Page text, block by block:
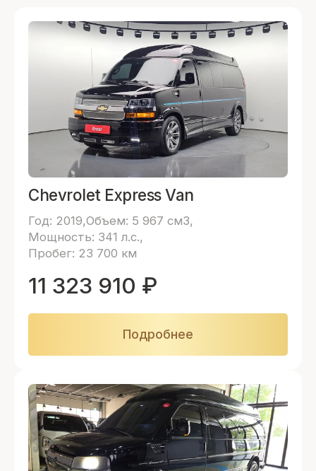
Chevrolet Express Van
Год: 2019 Объем: 5 967 см3
Мощность: 341 л.с.
Пробег: 23 700 км
11 323 910 ₽
Подробнее